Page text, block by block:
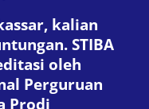
kalian
STIBA
oleh
Perguruan
Prodi